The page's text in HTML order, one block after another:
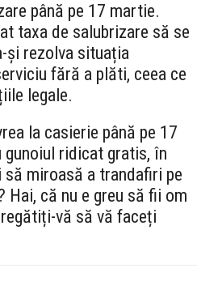
până pe 17 martie.
taxa de salubrizare să se
și rezolva situația
fără a plăti, ceea ce
legale.
la casierie până pe 17
ridicat gratis, în
miroasă a trandafiri pe
Hai, că nu e greu să fii om
vă să vă faceți